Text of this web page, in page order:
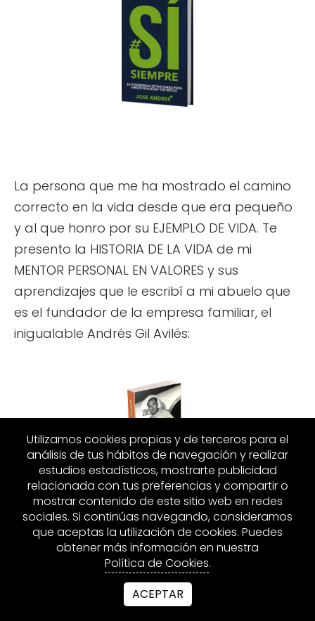
La persona que me ha mostrado el camino
correcto en la vida desde que era pequeño
y al que honro por su EJEMPLO DE VIDA. Te
presento la HISTORIA DE LA VIDA de mi
MENTOR PERSONAL EN VALORES y sus
aprendizajes que le escribí a mi abuelo que
es el fundador de la empresa familiar, el
inigualable Andrés Gil Avilés:
Su vida me llevo a inspirarme para investigar
que ACTITUDES adoptan las personas que
obtienen resultados GRANDIOSOS en los
diferentes ámbitos de su vida y que
comparto contigo en el segundo libro de la
Utilizamos cookies propias y de terceros para el
análisis de tus hábitos de navegación y realizar
estudios estadísticos, mostrarte publicidad
relacionada con tus preferencias y compartir o
mostrar contenido de este sitio web en redes
sociales. Si continúas navegando, consideramos
que aceptas la utilización de cookies. Puedes
obtener más información en nuestra
Política de Cookies.
ACEPTAR